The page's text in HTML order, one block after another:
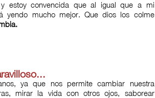
estoy convencida que al igual que a mi
yendo mucho mejor. Que dios los colme
ya que nos permite cambiar nuestra
mirar la vida con otros ojos, saborear